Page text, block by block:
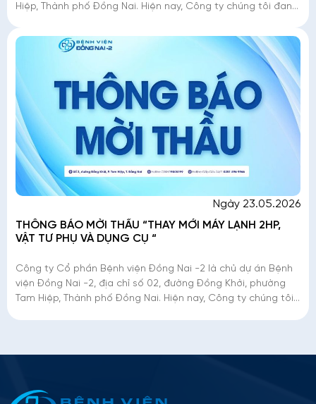
Hiệp, Thành phố Đồng Nai. Hiện nay, Công ty chúng tôi đang
Ngày 23.05.2026
THÔNG BÁO MỜI THẦU “THAY MỚI MÁY LẠNH 2HP,
VẬT TƯ PHỤ VÀ DỤNG CỤ “
Công ty Cổ phần Bệnh viện Đồng Nai -2 là chủ dự án Bệnh
viện Đồng Nai -2, địa chỉ số 02, đường Đồng Khởi, phường
Tam Hiệp, Thành phố Đồng Nai. Hiện nay, Công ty chúng tôi